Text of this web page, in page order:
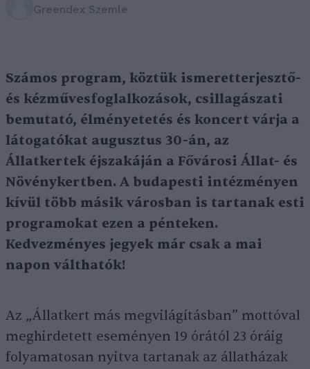
Greendex Szemle
Számos program, köztük ismeretterjesztő-
és kézművesfoglalkozások, csillagászati
bemutató, élményetetés és koncert várja a
látogatókat augusztus 30-án, az
Állatkertek éjszakáján a Fővárosi Állat- és
Növénykertben. A budapesti intézményen
kívül több másik városban is tartanak esti
programokat ezen a pénteken.
Kedvezményes jegyek már csak a mai
napon válthatók!
Az „Állatkert más megvilágításban” mottóval
meghirdetett eseményen 19 órától 23 óráig
folyamatosan nyitva tartanak az állatházak